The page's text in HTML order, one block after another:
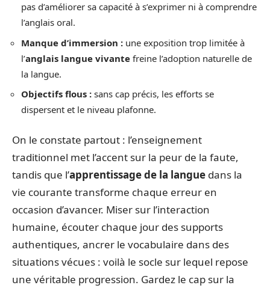
pas d’améliorer sa capacité à s’exprimer ni à comprendre
l’anglais oral.
Manque d’immersion : une exposition trop limitée à
l’anglais langue vivante freine l’adoption naturelle de
la langue.
Objectifs flous : sans cap précis, les efforts se
dispersent et le niveau plafonne.
On le constate partout : l’enseignement
traditionnel met l’accent sur la peur de la faute,
tandis que l’apprentissage de la langue dans la
vie courante transforme chaque erreur en
occasion d’avancer. Miser sur l’interaction
humaine, écouter chaque jour des supports
authentiques, ancrer le vocabulaire dans des
situations vécues : voilà le socle sur lequel repose
une véritable progression. Gardez le cap sur la